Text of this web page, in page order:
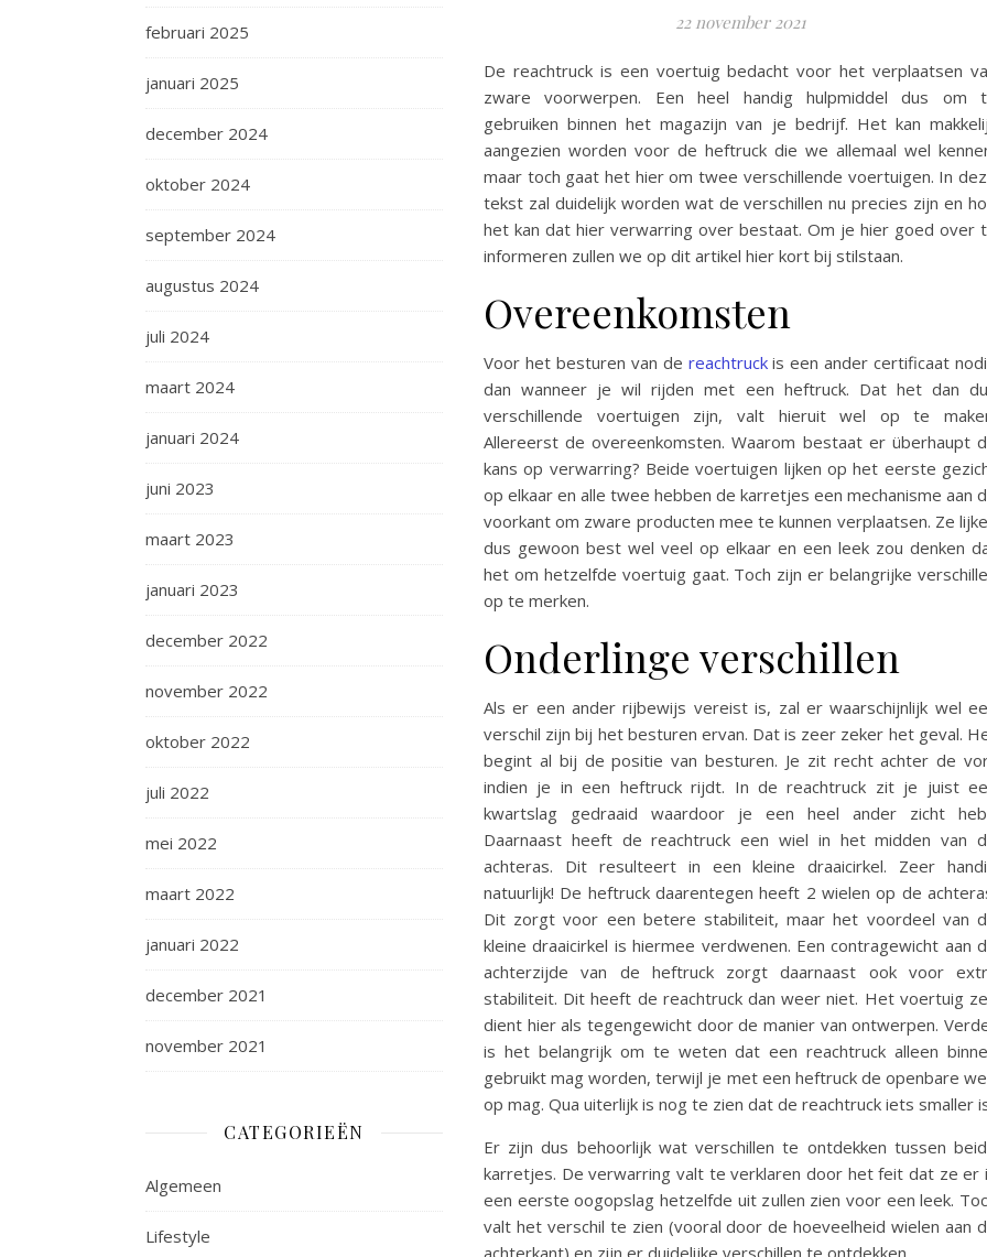
februari 2025
januari 2025
december 2024
oktober 2024
september 2024
augustus 2024
juli 2024
maart 2024
januari 2024
juni 2023
maart 2023
januari 2023
december 2022
november 2022
oktober 2022
juli 2022
mei 2022
maart 2022
januari 2022
december 2021
november 2021
CATEGORIEËN
Algemeen
Lifestyle
22 november 2021
De reachtruck is een voertuig bedacht voor het verplaatsen
zware voorwerpen. Een heel handig hulpmiddel dus om
gebruiken binnen het magazijn van je bedrijf. Het kan
aangezien worden voor de heftruck die we allemaal wel
maar toch gaat het hier om twee verschillende voertuigen. In
tekst zal duidelijk worden wat de verschillen nu precies zijn en
het kan dat hier verwarring over bestaat. Om je hier goed over
informeren zullen we op dit artikel hier kort bij stilstaan.
Overeenkomsten
Voor het besturen van de reachtruckis een ander certificaat
dan wanneer je wil rijden met een heftruck. Dat het dan
verschillende voertuigen zijn, valt hieruit wel op te
Allereerst de overeenkomsten. Waarom bestaat er überhaupt
kans op verwarring? Beide voertuigen lijken op het eerste
op elkaar en alle twee hebben de karretjes een mechanisme aan
voorkant om zware producten mee te kunnen verplaatsen. Ze
dus gewoon best wel veel op elkaar en een leek zou denken
het om hetzelfde voertuig gaat. Toch zijn er belangrijke
op te merken.
Onderlinge verschillen
Als er een ander rijbewijs vereist is, zal er waarschijnlijk wel
verschil zijn bij het besturen ervan. Dat is zeer zeker het geval.
begint al bij de positie van besturen. Je zit recht achter de
indien je in een heftruck rijdt. In de reachtruck zit je juist
kwartslag gedraaid waardoor je een heel ander zicht
Daarnaast heeft de reachtruck een wiel in het midden van
achteras. Dit resulteert in een kleine draaicirkel. Zeer
natuurlijk! De heftruck daarentegen heeft 2 wielen op de
Dit zorgt voor een betere stabiliteit, maar het voordeel van
kleine draaicirkel is hiermee verdwenen. Een contragewicht aan
achterzijde van de heftruck zorgt daarnaast ook voor
stabiliteit. Dit heeft de reachtruck dan weer niet. Het voertuig
dient hier als tegengewicht door de manier van ontwerpen.
is het belangrijk om te weten dat een reachtruck alleen
gebruikt mag worden, terwijl je met een heftruck de openbare
op mag. Qua uiterlijk is nog te zien dat de reachtruck iets smaller
Er zijn dus behoorlijk wat verschillen te ontdekken tussen
karretjes. De verwarring valt te verklaren door het feit dat ze er
een eerste oogopslag hetzelfde uit zullen zien voor een leek.
valt het verschil te zien (vooral door de hoeveelheid wielen aan
achterkant) en zijn er duidelijke verschillen te ontdekken.